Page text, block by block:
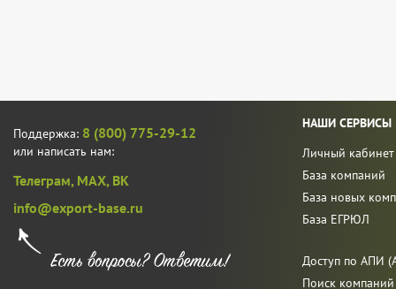
Поддержка: 8 (800) 775-29-12
или написать нам:
Телеграм, MAX, ВК
info@export-base.ru
НАШИ СЕРВИСЫ
Личный кабинет
База компаний
База новых
База ЕГРЮЛ
Доступ по АПИ
Поиск